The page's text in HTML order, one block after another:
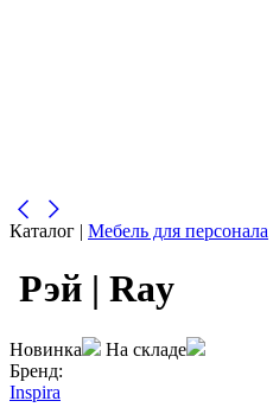
Каталог | Мебель для персонала
Рэй | Ray
Новинка
На складе
Бренд:
Inspira